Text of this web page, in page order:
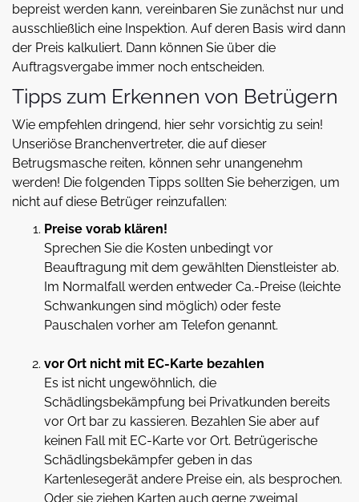
bepreist werden kann, vereinbaren Sie zunächst nur und
ausschließlich eine Inspektion. Auf deren Basis wird dann
der Preis kalkuliert. Dann können Sie über die
Auftragsvergabe immer noch entscheiden.
Tipps zum Erkennen von Betrügern
Wie empfehlen dringend, hier sehr vorsichtig zu sein!
Unseriöse Branchenvertreter, die auf dieser
Betrugsmasche reiten, können sehr unangenehm
werden! Die folgenden Tipps sollten Sie beherzigen, um
nicht auf diese Betrüger reinzufallen:
Preise vorab klären!
Sprechen Sie die Kosten unbedingt vor
Beauftragung mit dem gewählten Dienstleister ab.
Im Normalfall werden entweder Ca.-Preise (leichte
Schwankungen sind möglich) oder feste
Pauschalen vorher am Telefon genannt.
vor Ort nicht mit EC-Karte bezahlen
Es ist nicht ungewöhnlich, die
Schädlingsbekämpfung bei Privatkunden bereits
vor Ort bar zu kassieren. Bezahlen Sie aber auf
keinen Fall mit EC-Karte vor Ort. Betrügerische
Schädlingsbekämpfer geben in das
Kartenlesegerät andere Preise ein, als besprochen.
Oder sie ziehen Karten auch gerne zweimal